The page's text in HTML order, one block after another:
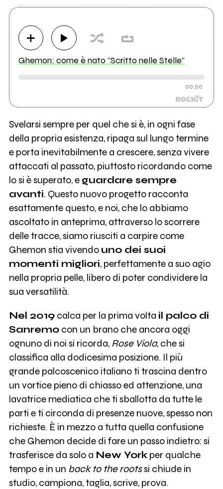
Ghemon: come è nato "Scritto nelle Stelle"
00:00
Svelarsi sempre per quel che si è, in ogni fase
della propria esistenza, ripaga sul lungo termine
e porta inevitabilmente a crescere, senza vivere
attaccati al passato, piuttosto ricordando come
lo si è superato, e guardare sempre
avanti. Questo nuovo progetto racconta
esattamente questo, e noi, che lo abbiamo
ascoltato in anteprima, attraverso lo scorrere
delle tracce, siamo riusciti a carpire come
Ghemon stia vivendo uno dei suoi
momenti migliori, perfettamente a suo agio
nella propria pelle, libero di poter condividere la
sua versatilità.
Nel 2019calca per la prima volta il palco di
Sanremocon un brano che ancora oggi
ognuno di noi si ricorda, Rose Viola, che si
classifica alla dodicesima posizione. Il più
grande palcoscenico italiano ti trascina dentro
un vortice pieno di chiasso ed attenzione, una
lavatrice mediatica che ti sballotta da tutte le
parti e ti circonda di presenze nuove, spesso non
richieste. È in mezzo a tutta quella confusione
che Ghemon decide di fare un passo indietro: si
trasferisce da solo a New Yorkper qualche
tempo e in un back to the rootssi chiude in
studio, campiona, taglia, scrive, prova.